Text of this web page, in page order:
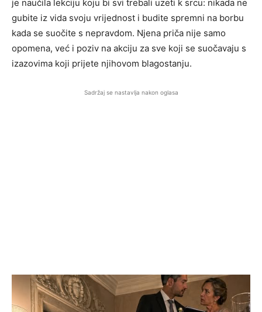
je naučila lekciju koju bi svi trebali uzeti k srcu: nikada ne
gubite iz vida svoju vrijednost i budite spremni na borbu
kada se suočite s nepravdom. Njena priča nije samo
opomena, već i poziv na akciju za sve koji se suočavaju s
izazovima koji prijete njihovom blagostanju.
Sadržaj se nastavlja nakon oglasa